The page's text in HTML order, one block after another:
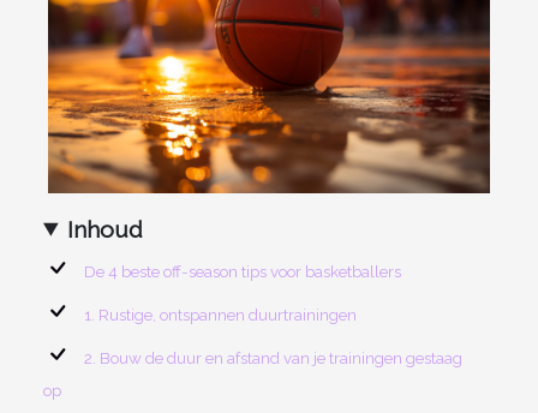
Inhoud
De 4 beste off-season tips voor basketballers
1. Rustige, ontspannen duurtrainingen
2. Bouw de duur en afstand van je trainingen gestaag
op